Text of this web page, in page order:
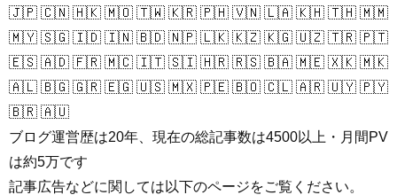
🇯🇵 🇨🇳 🇭🇰 🇲🇴 🇹🇼 🇰🇷 🇵🇭 🇻🇳 🇱🇦 🇰🇭 🇹🇭 🇲🇲
🇲🇾 🇸🇬 🇮🇩 🇮🇳 🇧🇩 🇳🇵 🇱🇰 🇰🇿 🇰🇬 🇺🇿 🇹🇷 🇵🇹
🇪🇸 🇦🇩 🇫🇷 🇲🇨 🇮🇹 🇸🇮 🇭🇷 🇷🇸 🇧🇦 🇲🇪 🇽🇰 🇲🇰
🇦🇱 🇧🇬 🇬🇷 🇪🇬 🇺🇸 🇲🇽 🇵🇪 🇧🇴 🇨🇱 🇦🇷 🇺🇾 🇵🇾
🇧🇷 🇦🇺
ブログ運営歴は20年、現在の総記事数は4500以上・月間PV
は約5万です
記事広告などに関しては以下のページをご覧ください。